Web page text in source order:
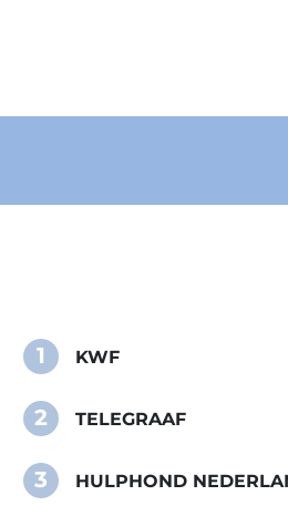
1 KWF
2 TELEGRAAF
3 HULPHOND